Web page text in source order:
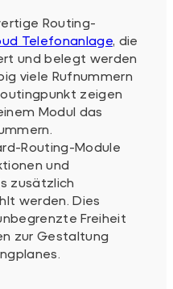
Routing-
Telefonanlage, die
und belegt werden
viele Rufnummern
zeigen
Modul das
Routing-Module
und
zusätzlich
werden. Dies
Freiheit
zur Gestaltung